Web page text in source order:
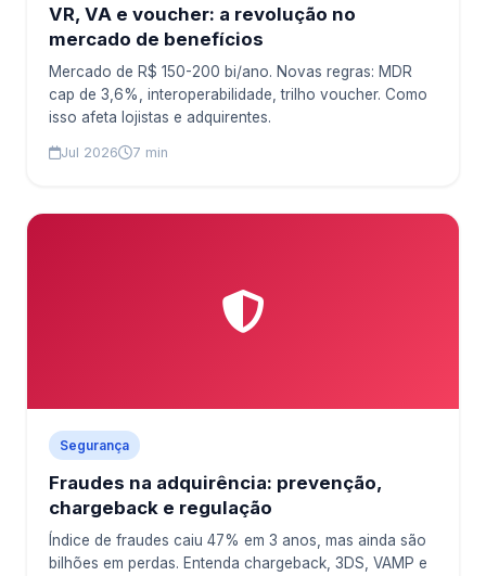
VR, VA e voucher: a revolução no
mercado de benefícios
Mercado de R$ 150-200 bi/ano. Novas regras: MDR
cap de 3,6%, interoperabilidade, trilho voucher. Como
isso afeta lojistas e adquirentes.
Jul 2026 7 min
Segurança
Fraudes na adquirência: prevenção,
chargeback e regulação
Índice de fraudes caiu 47% em 3 anos, mas ainda são
bilhões em perdas. Entenda chargeback, 3DS, VAMP e